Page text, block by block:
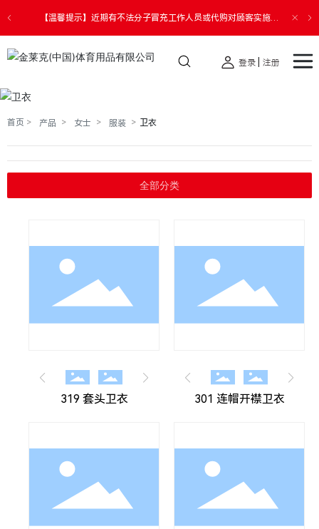
【温馨提示】近期有不法分子冒充工作人员或代购对顾客实施诈
登录
注册
首页 产品 女士 服装 卫衣
全部分类
319 套头卫衣 301 连帽开襟卫衣